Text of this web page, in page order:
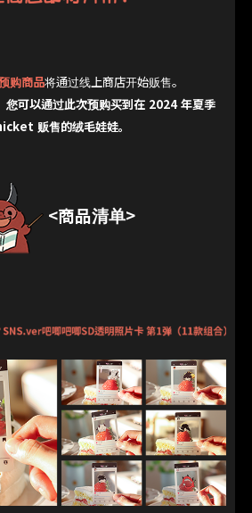
购商品将通过线上商店开始贩售。
您可以通过此次预购买到在 2024 年夏季
贩售的绒毛娃娃。
<商品清单>